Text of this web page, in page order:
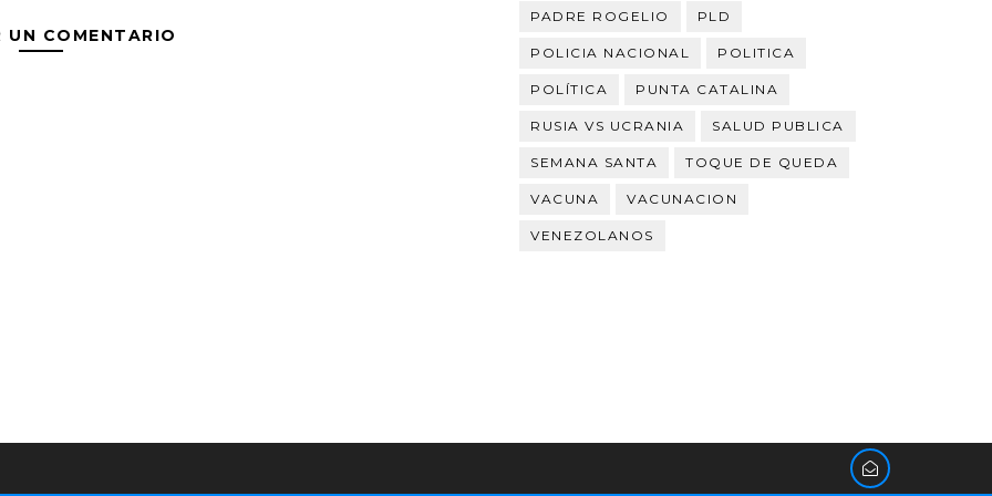
UN COMENTARIO
PADRE ROGELIO PLD
POLICIA NACIONAL POLITICA
POLÍTICA PUNTA CATALINA
RUSIA VS UCRANIA SALUD PUBLICA
SEMANA SANTA TOQUE DE QUEDA
VACUNA VACUNACION
VENEZOLANOS